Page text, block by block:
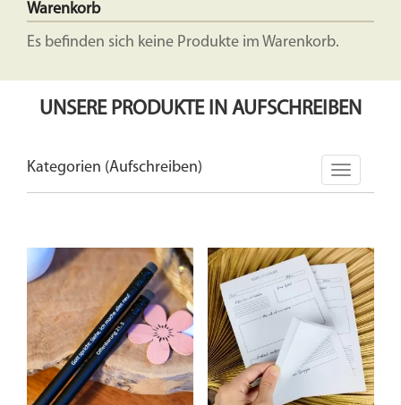
Warenkorb
Es befinden sich keine Produkte im Warenkorb.
UNSERE PRODUKTE IN AUFSCHREIBEN
Kategorien (Aufschreiben)